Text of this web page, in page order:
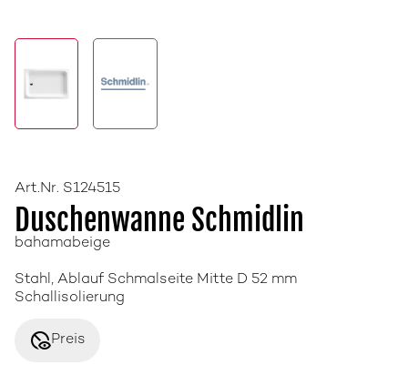
Art.Nr. S124515
Duschenwanne Schmidlin
bahamabeige
Stahl, Ablauf Schmalseite Mitte D 52 mm
Schallisolierung
disabled_visiblePreis